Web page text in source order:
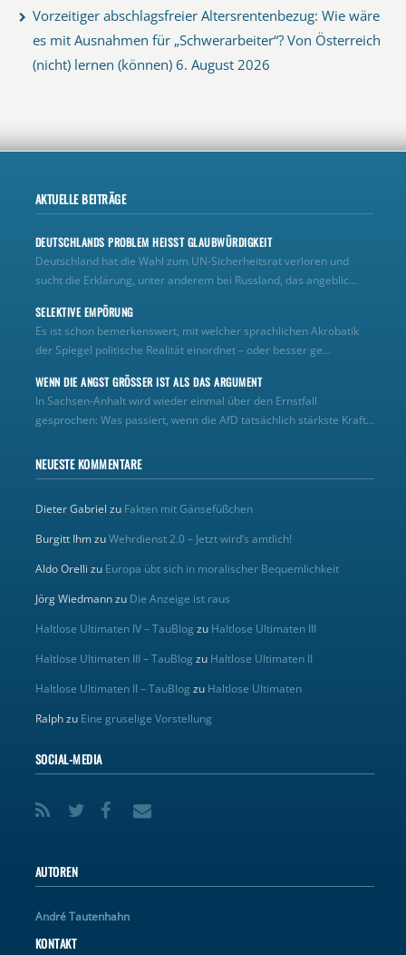
Vorzeitiger abschlagsfreier Altersrentenbezug: Wie wäre
es mit Ausnahmen für „Schwerarbeiter“? Von Österreich
(nicht) lernen (können) 6. August 2026
AKTUELLE BEITRÄGE
DEUTSCHLANDS PROBLEM HEISST GLAUBWÜRDIGKEIT
Deutschland hat die Wahl zum UN‑Sicherheitsrat verloren und
sucht die Erklärung, unter anderem bei Russland, das angeblic...
SELEKTIVE EMPÖRUNG
Es ist schon bemerkenswert, mit welcher sprachlichen Akrobatik
der Spiegel politische Realität einordnet – oder besser ge...
WENN DIE ANGST GRÖSSER IST ALS DAS ARGUMENT
In Sachsen-Anhalt wird wieder einmal über den Ernstfall
gesprochen: Was passiert, wenn die AfD tatsächlich stärkste Kraft...
NEUESTE KOMMENTARE
Dieter Gabriel zu Fakten mit Gänsefüßchen
Burgitt IhmzuWehrdienst 2.0 – Jetzt wird’s amtlich!
Aldo Orelli zu Europa übt sich in moralischer Bequemlichkeit
Jörg Wiedmannzu Die Anzeige ist raus
Haltlose Ultimaten IV – TauBlog zu Haltlose Ultimaten III
Haltlose Ultimaten III – TauBlog zu Haltlose Ultimaten II
Haltlose Ultimaten II – TauBlog zu Haltlose Ultimaten
Ralphzu Eine gruselige Vorstellung
SOCIAL-MEDIA
AUTOREN
André Tautenhahn
KONTAKT